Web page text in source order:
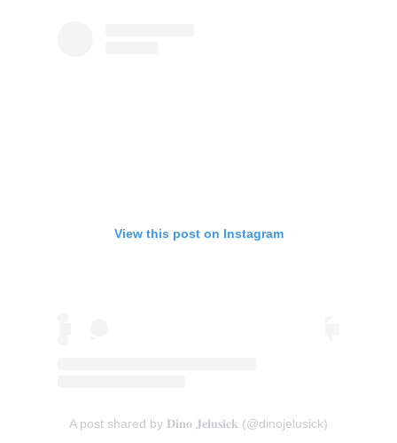
View this post on Instagram
A post shared by 𝐃𝐢𝐧𝐨 𝐉𝐞𝐥𝐮𝐬𝐢𝐜𝐤 (@dinojelusick)